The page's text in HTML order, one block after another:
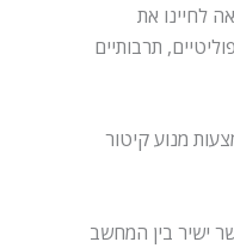
לחיינו את
תרבותיים
הדפוס הראשון שפעל באמצעות מנוע קיטור
ישיר בין המחשב